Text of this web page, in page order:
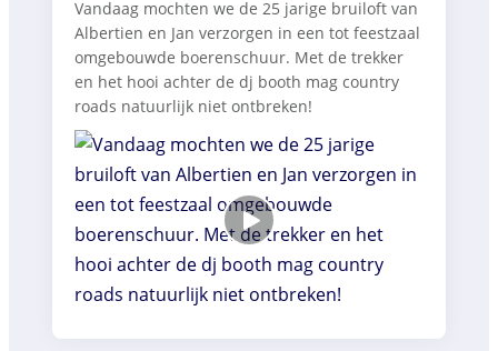
Vandaag mochten we de 25 jarige bruiloft van
Albertien en Jan verzorgen in een tot feestzaal
omgebouwde boerenschuur. Met de trekker
en het hooi achter de dj booth mag country
roads natuurlijk niet ontbreken!